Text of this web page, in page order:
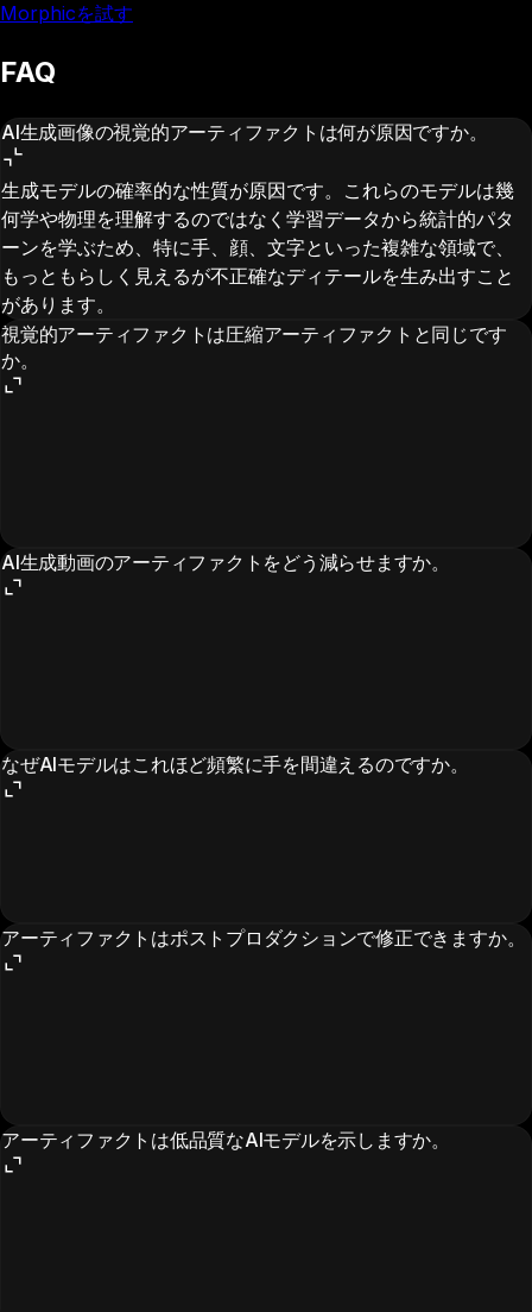
Morphicを試す
FAQ
AI生成画像の視覚的アーティファクトは何が原因ですか。
生成モデルの確率的な性質が原因です。これらのモデルは幾
何学や物理を理解するのではなく学習データから統計的パタ
ーンを学ぶため、特に手、顔、文字といった複雑な領域で、
もっともらしく見えるが不正確なディテールを生み出すこと
があります。
視覚的アーティファクトは圧縮アーティファクトと同じです
か。
AI生成動画のアーティファクトをどう減らせますか。
なぜAIモデルはこれほど頻繁に手を間違えるのですか。
アーティファクトはポストプロダクションで修正できますか。
アーティファクトは低品質なAIモデルを示しますか。